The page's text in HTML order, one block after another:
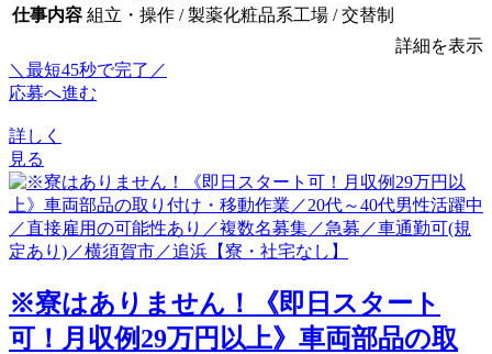
仕事内容 組立・操作 / 製薬化粧品系工場 / 交替制
詳細を表示
＼最短45秒で完了／
応募へ進む
詳しく
見る
※寮はありません！《即日スタート
可！月収例29万円以上》車両部品の取